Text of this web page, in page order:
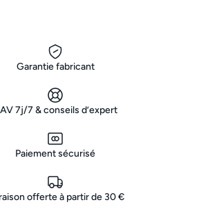
Garantie fabricant
7j/7 & conseils d’expert
Paiement sécurisé
offerte à partir de 30 €